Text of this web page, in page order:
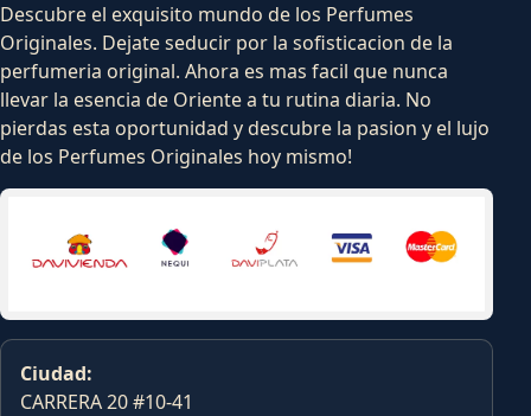
Descubre el exquisito mundo de los Perfumes
Originales. Dejate seducir por la sofisticacion de la
perfumeria original. Ahora es mas facil que nunca
llevar la esencia de Oriente a tu rutina diaria. No
pierdas esta oportunidad y descubre la pasion y el lujo
de los Perfumes Originales hoy mismo!
Ciudad:
CARRERA 20 #10-41